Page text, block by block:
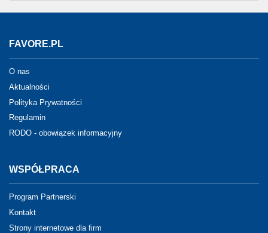
FAVORE.PL
O nas
Aktualności
Polityka Prywatności
Regulamin
RODO - obowiązek informacyjny
WSPÓŁPRACA
Program Partnerski
Kontakt
Strony internetowe dla firm